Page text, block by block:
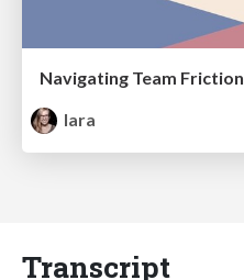
Navigating Team Friction
lara
Transcript